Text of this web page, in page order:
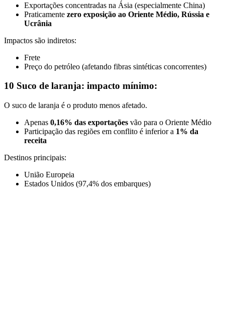
Exportações concentradas na Ásia (especialmente China)
Praticamente zero exposição ao Oriente Médio, Rússia e
Ucrânia
Impactos são indiretos:
Frete
Preço do petróleo (afetando fibras sintéticas concorrentes)
10 Suco de laranja: impacto mínimo:
O suco de laranja é o produto menos afetado.
Apenas 0,16% das exportações vão para o Oriente Médio
Participação das regiões em conflito é inferior a 1% da
receita
Destinos principais:
União Europeia
Estados Unidos (97,4% dos embarques)